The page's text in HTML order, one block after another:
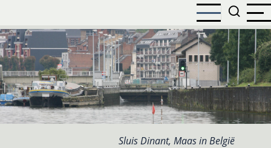
naar
de
inhoud
gaan
Sluis Dinant, Maas in België